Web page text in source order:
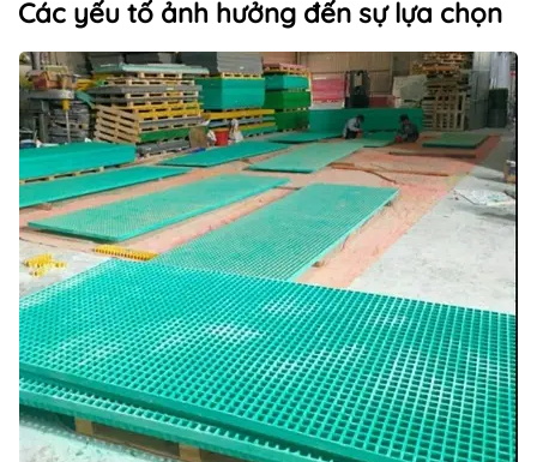
Các yếu tố ảnh hưởng đến sự lựa chọn